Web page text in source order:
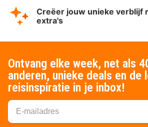
Creëer jouw unieke verblijf
extra's
Ontvang elke week, net als
anderen, unieke deals en de
reisinspiratie in je inbox!